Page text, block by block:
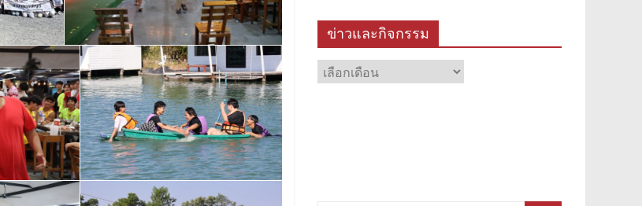
ข่าวและกิจกรรม
ข่าว
และ